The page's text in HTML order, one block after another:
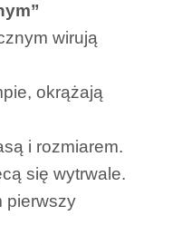
wirują
okrążają
i rozmiarem.
się wytrwale.
pierwszy